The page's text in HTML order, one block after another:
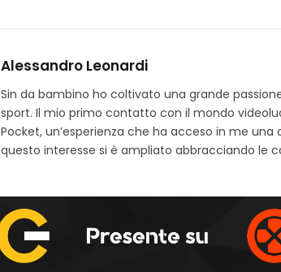
Alessandro Leonardi
Sin da bambino ho coltivato una grande
sport. Il mio primo contatto con il mondo
Pocket, un’esperienza che ha acceso in me
questo interesse si è ampliato abbracciando le